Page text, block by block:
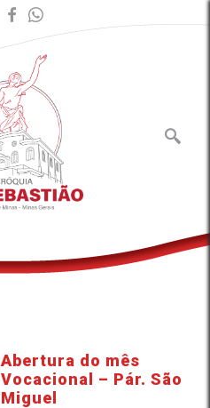
Abertura do mês
Vocacional – Pár. São
Miguel